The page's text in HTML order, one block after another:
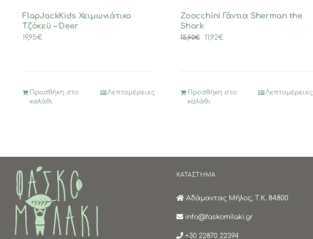
FlapJackKids Χειμωνιάτικο
Τζόκεϋ – Deer
19,95€
Προσθήκη στο
καλάθι
Λεπτομέρειες
Zoocchini Γάντια Sherman the
Shark
15,90€
Original
11,92€
Προσθήκη στο
καλάθι
Λεπτομέρειες
ΚΑΤΑΣΤΗΜΑ
Αδάμαντας Μήλος, Τ.Κ. 84800
info@faskomilaki.gr
+30 22870 22394